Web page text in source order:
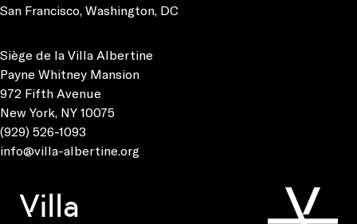
San Francisco, Washington, DC
Siège de la Villa Albertine
Payne Whitney Mansion
972 Fifth Avenue
New York, NY 10075
(929) 526-1093
info@villa-albertine.org
Villa